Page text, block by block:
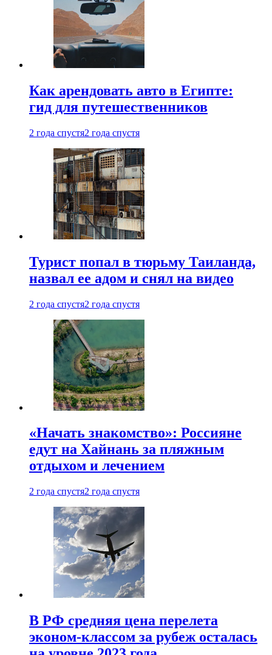
Как арендовать авто в Египте:
гид для путешественников
2 года спустя2 года спустя
Турист попал в тюрьму Таиланда,
назвал ее адом и снял на видео
2 года спустя2 года спустя
«Начать знакомство»: Россияне
едут на Хайнань за пляжным
отдыхом и лечением
2 года спустя2 года спустя
В РФ средняя цена перелета
эконом-классом за рубеж осталась